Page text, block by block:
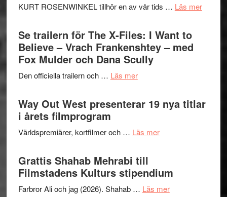
Folkets
–
en
KURT ROSENWINKEL tillhör en av vår tids … Läs merom
Se trailern för The X-Files: I Want to
Believe – Vrach Frankenshtey – med
Fox Mulder och Dana Scully
Den officiella trailern och … Läs merom
trailern
för
X-
I
Want
to
Way Out West presenterar 19 nya titlar
i årets filmprogram
Världspremiärer, kortfilmer och … Läs merom
presenterar
19
Grattis Shahab Mehrabi till
Filmstadens Kulturs stipendium
Farbror Ali och jag (2026). Shahab … Läs merom